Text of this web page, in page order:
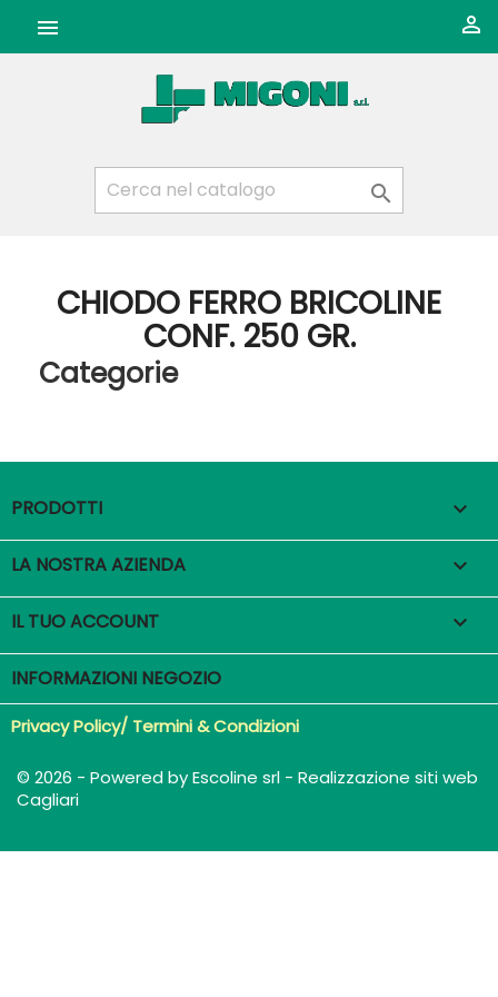
 

CHIODO FERRO BRICOLINE
CONF. 250 GR.
Categorie
PRODOTTI 
LA NOSTRA AZIENDA 
IL TUO ACCOUNT 
INFORMAZIONI NEGOZIO
Privacy Policy/ Termini & Condizioni
© 2026 - Powered by Escoline srl - Realizzazione siti web
Cagliari